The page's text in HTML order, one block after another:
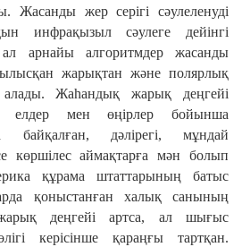
Жасанды жер серігі сәулеленуді
инфрақызыл сәулеге дейінгі
ал арнайы алгоритмдер жасанды
жарықтан және полярлық
алады. Жаһандық жарық деңгейі
елдер мен өңірлер бойынша
байқалған, дәлірегі, мұндай
көршілес аймақтарға мән болып
құрама штаттарының батыс
қоныстанған халық санының
деңгейі артса, ал шығыс
керісінше қараңғы тартқан.